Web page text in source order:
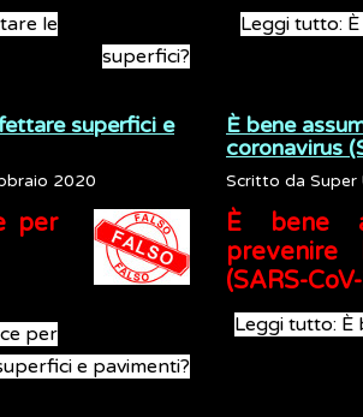
le
superfici?
Leggi tutto:
superfici e
2020
per
per
e pavimenti?
È bene
coronavirus
Scritto da Super
È bene
prevenire
(SARS-
Leggi tutto: È